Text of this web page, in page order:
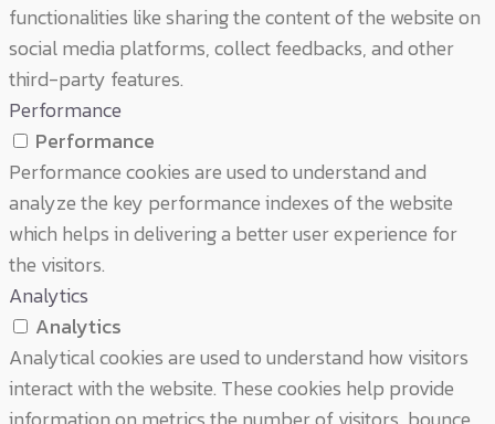
functionalities like sharing the content of the website on
social media platforms, collect feedbacks, and other
third-party features.
Performance
Performance
Performance cookies are used to understand and
analyze the key performance indexes of the website
which helps in delivering a better user experience for
the visitors.
Analytics
Analytics
Analytical cookies are used to understand how visitors
interact with the website. These cookies help provide